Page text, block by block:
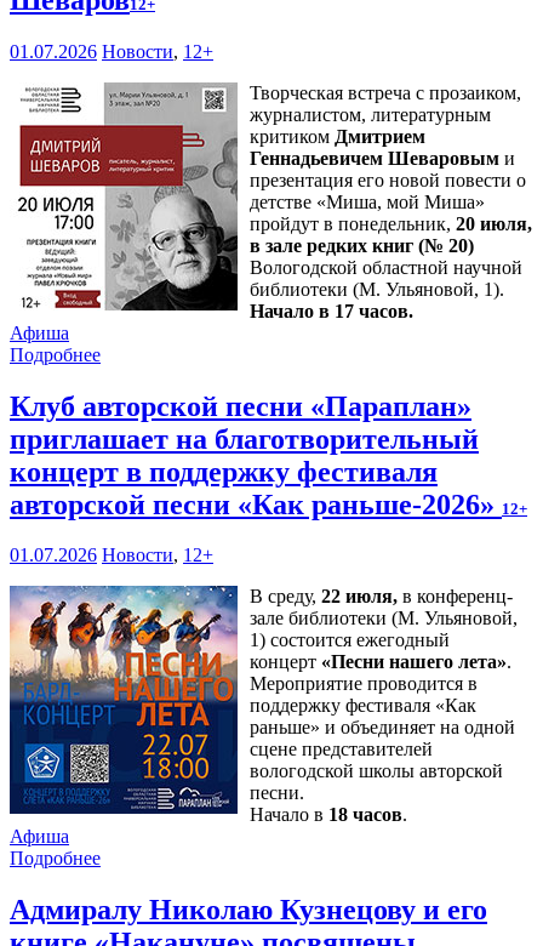
12+
01.07.2026 Новости, 12+
Творческая встреча с прозаиком,
журналистом, литературным
критиком Дмитрием
Геннадьевичем Шеваровым и
презентация его новой повести о
детстве «Миша, мой Миша»
пройдут в понедельник, 20 июля,
в зале редких книг (№ 20)
Вологодской областной научной
библиотеки (М. Ульяновой, 1).
Начало в 17 часов.
Афиша
Подробнее
Клуб авторской песни «Параплан»
приглашает на благотворительный
концерт в поддержку фестиваля
авторской песни «Как раньше-2026» 12+
01.07.2026 Новости, 12+
В среду, 22 июля, в конференц-
зале библиотеки (М. Ульяновой,
1) состоится ежегодный
концерт «Песни нашего лета».
Мероприятие проводится в
поддержку фестиваля «Как
раньше» и объединяет на одной
сцене представителей
вологодской школы авторской
песни.
Начало в 18 часов.
Афиша
Подробнее
Адмиралу Николаю Кузнецову и его